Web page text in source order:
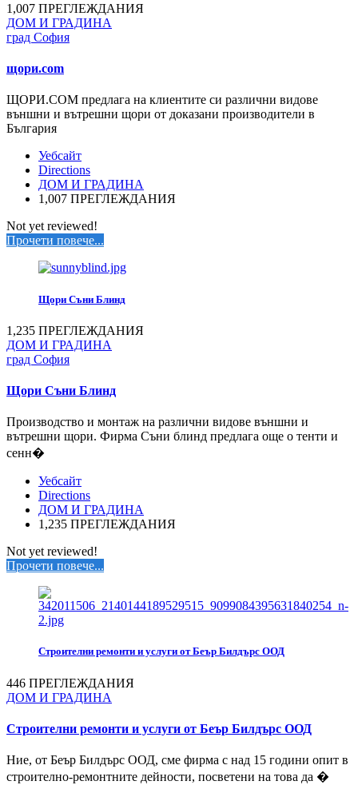
1,007 ПРЕГЛЕЖДАНИЯ
ДОМ И ГРАДИНА
град София
щори.com
ЩОРИ.COM предлага на клиентите си различни видове
външни и вътрешни щори от доказани производители в
България
Уебсайт
Directions
ДОМ И ГРАДИНА
1,007 ПРЕГЛЕЖДАНИЯ
Not yet reviewed!
Прочети повече...
Щори Съни Блинд
1,235 ПРЕГЛЕЖДАНИЯ
ДОМ И ГРАДИНА
град София
Щори Съни Блинд
Производство и монтаж на различни видове външни и
вътрешни щори. Фирма Съни блинд предлага още о тенти и
сенн�
Уебсайт
Directions
ДОМ И ГРАДИНА
1,235 ПРЕГЛЕЖДАНИЯ
Not yet reviewed!
Прочети повече...
Строителни ремонти и услуги от Беър Билдърс ООД
446 ПРЕГЛЕЖДАНИЯ
ДОМ И ГРАДИНА
Строителни ремонти и услуги от Беър Билдърс ООД
Ние, от Беър Билдърс ООД, сме фирма с над 15 години опит в
строително-ремонтните дейности, посветени на това да �